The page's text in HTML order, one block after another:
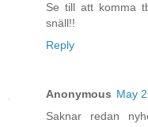
Se till att komma
snäll!!
Reply
Anonymous May
Saknar redan